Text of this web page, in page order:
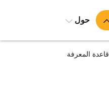
حول
قاعدة المعرفة